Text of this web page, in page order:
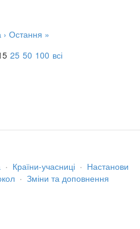
Остання »
25 50 100 всі
· Країни-учасниці · Настанови
· Зміни та доповнення